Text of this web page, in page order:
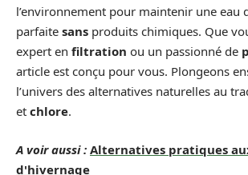
l’environnement pour maintenir une eau
parfaite sans produits chimiques. Que
expert en filtration ou un passionné de
article est conçu pour vous. Plongeons
l’univers des alternatives naturelles au
et chlore.
A voir aussi : Alternatives pratiques
d'hivernage